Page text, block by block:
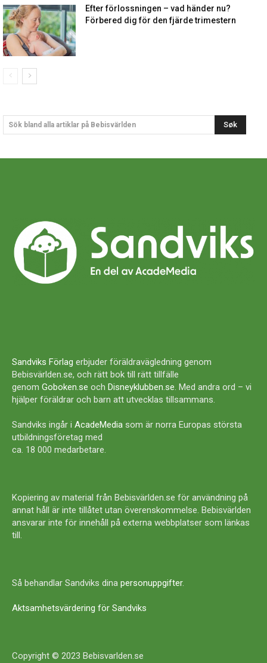
Efter förlossningen – vad händer nu?
Förbered dig för den fjärde trimestern
Sök bland alla artiklar på Bebisvärlden Søk
Sandviks Förlag erbjuder föräldravägledning genom
Bebisvärlden.se, och rätt bok till rätt tillfälle
genom Goboken.se och Disneyklubben.se. Med andra ord – vi
hjälper föräldrar och barn att utvecklas tillsammans.
Sandviks ingår i AcadeMedia som är norra Europas största
utbildningsföretag med
ca. 18 000 medarbetare.
Kopiering av material från Bebisvärlden.se för användning på
annat håll är inte tillåtet utan överenskommelse. Bebisvärlden
ansvarar inte för innehåll på externa webbplatser som länkas
till.
Så behandlar Sandviks dina personuppgifter.
Aktsamhetsvärdering för Sandviks
Copyright © 2023 Bebisvarlden.se